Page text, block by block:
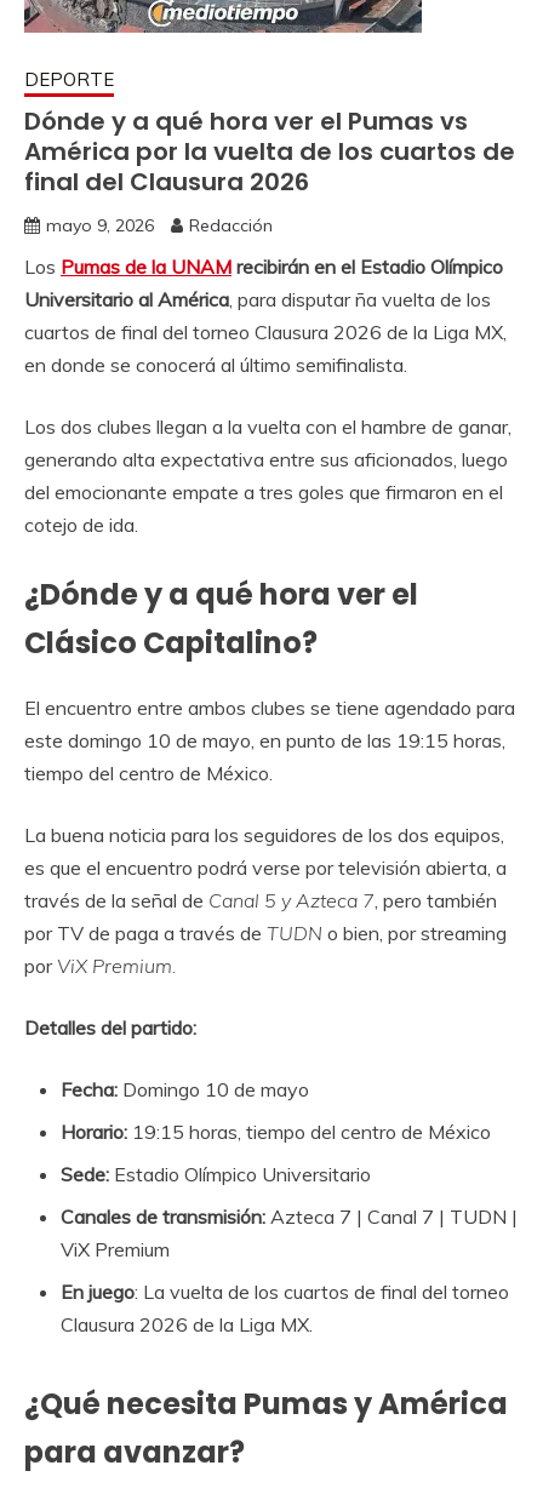
DEPORTE
Dónde y a qué hora ver el Pumas vs
América por la vuelta de los cuartos de
final del Clausura 2026
mayo 9, 2026 Redacción
Los Pumas de la UNAM recibirán en el Estadio Olímpico
Universitario al América , para disputar ña vuelta de los
cuartos de final del torneo Clausura 2026 de la Liga MX,
en donde se conocerá al último semifinalista.
Los dos clubes llegan a la vuelta con el hambre de ganar,
generando alta expectativa entre sus aficionados, luego
del emocionante empate a tres goles que firmaron en el
cotejo de ida.
¿Dónde y a qué hora ver el
Clásico Capitalino?
El encuentro entre ambos clubes se tiene agendado para
este domingo 10 de mayo, en punto de las 19:15 horas,
tiempo del centro de México.
La buena noticia para los seguidores de los dos equipos,
es que el encuentro podrá verse por televisión abierta, a
través de la señal de Canal 5 y Azteca 7 , pero también
por TV de paga a través de TUDN o bien, por streaming
porViX Premium.
Detalles del partido:
Fecha: Domingo 10 de mayo
Horario: 19:15 horas, tiempo del centro de México
Sede: Estadio Olímpico Universitario
Canales de transmisión: Azteca 7 | Canal 7 | TUDN |
ViX Premium
En juego: La vuelta de los cuartos de final del torneo
Clausura 2026 de la Liga MX.
¿Qué necesita Pumas y América
para avanzar?